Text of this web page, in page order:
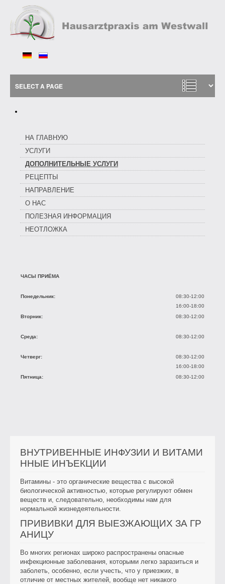
НА ГЛАВНУЮ
УСЛУГИ
ДОПОЛНИТЕЛЬНЫЕ УСЛУГИ
РЕЦЕПТЫ
НАПРАВЛЕНИЕ
О НАС
ПОЛЕЗНАЯ ИНФОРМАЦИЯ
НЕОТЛОЖКА
ЧАСЫ ПРИЁМА
Понедельник:
08:30-12:00
16:00-18:00
Вторник:
08:30-12:00
Среда: 08:30-12:00
Четверг:
08:30-12:00
16:00-18:00
Пятница:
08:30-12:00
ВНУТРИВЕННЫЕ ИНФУЗИИ И ВИТАМИ
ННЫЕ ИНЪЕКЦИИ
Витамины - это органические вещества с высокой
биологической активностью, которые регулируют обмен
веществ и, следовательно, необходимы нам для
нормальной жизнедеятельности.
ПРИВИВКИ ДЛЯ ВЫЕЗЖАЮЩИХ ЗА ГР
АНИЦУ
Во многих регионах широко распространены опасные
инфекционные заболевания, которыми легко заразиться и
заболеть, особенно, если учесть, что у приезжих, в
отличие от местных жителей, вообще нет никакого